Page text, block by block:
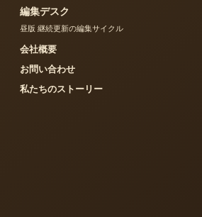
編集デスク
昼版 継続更新の編集サイクル
会社概要
お問い合わせ
私たちのストーリー